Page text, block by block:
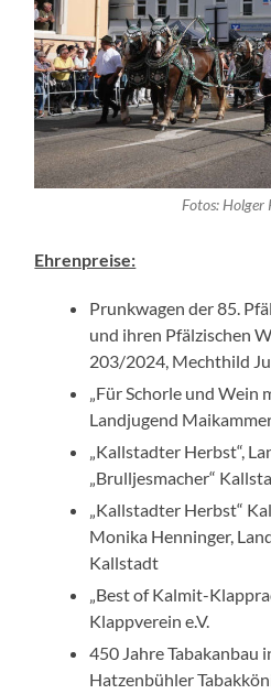
Fotos: Holger
Ehrenpreise:
Prunkwagen der 85.
und ihren Pfälzischen
203/2024, Mechthild
„Für Schorle und Wein
Landjugend
„Kallstadter Herbst“,
„Brulljesmacher“
„Kallstadter Herbst“
Monika Henninger,
Kallstadt
„Best of Kalmit-
Klappverein e.V.
450 Jahre Tabakanbau
Hatzenbühler